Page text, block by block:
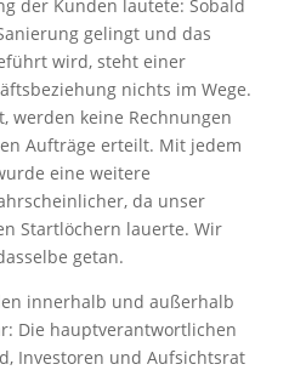
der Kunden lautete: Sobald
gelingt und das
wird, steht einer
nichts im Wege.
werden keine Rechnungen
Aufträge erteilt. Mit jedem
eine weitere
da unser
Startlöchern lauerte. Wir
getan.
innerhalb und außerhalb
Die hauptverantwortlichen
Investoren und Aufsichtsrat